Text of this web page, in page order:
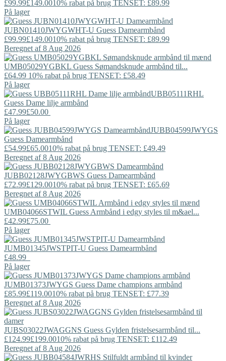
£99.99£149.0010% rabat på brug TENSET: £89.99
På lager
JUBN01410JWYGWHT-U Guess Damearmbånd
£99.99£149.0010% rabat på brug TENSET: £89.99
Beregnet af 8 Aug 2026
UMB05029YGBKL Guess Sømandsknude armbånd til...
£64.99 10% rabat på brug TENSET: £58.49
På lager
UBB05111RHL
Guess Dame lilje armbånd
£47.99£50.00
På lager
JUBB04599JWYGS
Guess Damearmbånd
£54.99£65.0010% rabat på brug TENSET: £49.49
Beregnet af 8 Aug 2026
JUBB02128JWYGBWS Guess Damearmbånd
£72.99£129.0010% rabat på brug TENSET: £65.69
Beregnet af 8 Aug 2026
UMB04066STWIL Guess Armbånd i edgy styles til m&ael...
£42.99£75.00
På lager
JUMB01345JWSTPIT-U Guess Damearmbånd
£48.99
På lager
JUMB01373JWYGS Guess Dame champions armbånd
£85.99£119.0010% rabat på brug TENSET: £77.39
Beregnet af 8 Aug 2026
JUBS03022JWAGGNS Guess Gylden fristelsesarmbånd til...
£124.99£199.0010% rabat på brug TENSET: £112.49
Beregnet af 8 Aug 2026